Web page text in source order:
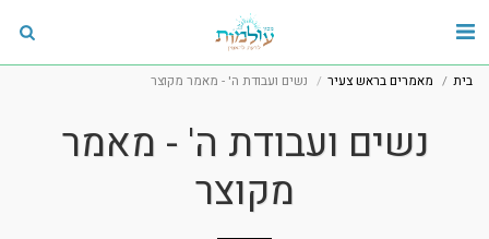
בית מאמרים בראש צעיר נשים ועבודת ה' - מאמר מקוצר
נשים ועבודת ה' - מאמר
מקוצר